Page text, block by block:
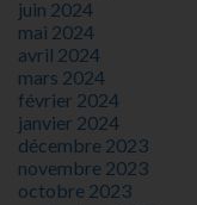
juin 2024
mai 2024
avril 2024
mars 2024
février 2024
janvier 2024
décembre 2023
novembre 2023
octobre 2023